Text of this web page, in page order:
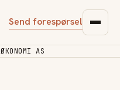
Send forespørsel
AS